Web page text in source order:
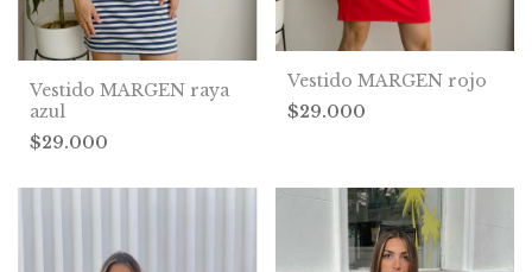
Vestido MARGEN raya
azul
$29.000
Vestido MARGEN rojo
$29.000